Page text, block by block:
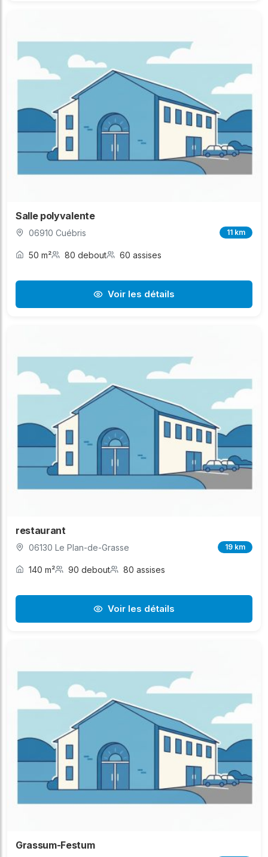
Salle polyvalente
06910 Cuébris 11 km
50 m² 80 debout 60 assises
Voir les détails
restaurant
06130 Le Plan-de-Grasse 19 km
140 m² 90 debout 80 assises
Voir les détails
Grassum-Festum